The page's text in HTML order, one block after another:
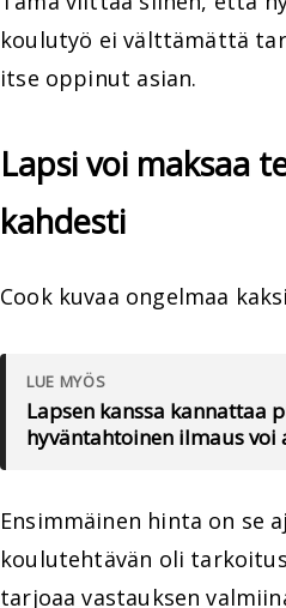
koulutyö ei välttämättä
itse oppinut asian.
Lapsi voi maksaa
kahdesti
Cook kuvaa ongelmaa
LUE MYÖS
Lapsen kanssa kannattaa
hyväntahtoinen ilmaus voi
Ensimmäinen hinta on se
koulutehtävän oli
tarjoaa vastauksen